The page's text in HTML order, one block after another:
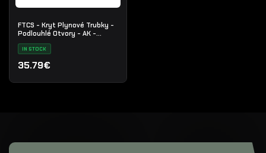
FTCS - Kryt Plynové Trubky -
Podlouhlé Otvory - AK -
Cerakote - Černý - Č. 30
IN STOCK
35.79€